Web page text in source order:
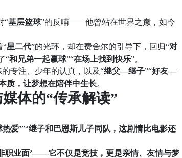
“基层篮球”的反哺——他曾站在世界之巅，如今
“星二代”的光环，却在费舍尔的引导下，回归“对
“和兄弟一起赢球”“在场上找到快乐”。
的专注、少年的认真，以及“继父—继子”“好友—
质，让梦想在陪伴中生长。
体的“传承解读”
爱’”“继子和巴恩斯儿子同队，这剧情比电影还
职业面’——它不仅是竞技，更是亲情、友情与梦